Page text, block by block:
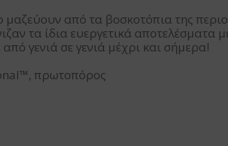
μαζεύουν από τα βοσκοτόπια της
τα ίδια ευεργετικά αποτελέσματα
γενιά σε γενιά μέχρι και σήμερα!
πρωτοπόρος